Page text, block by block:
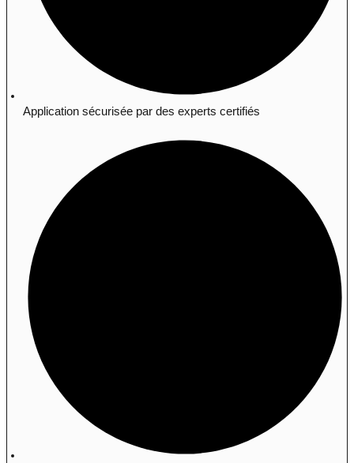
Application sécurisée par des experts certifiés